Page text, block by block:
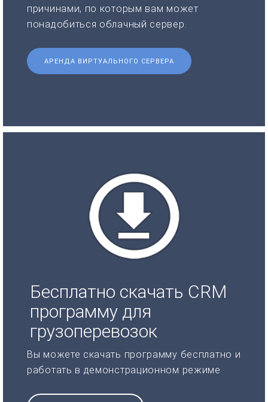
причинами, по которым вам может
понадобиться облачный сервер.
АРЕНДА ВИРТУАЛЬНОГО СЕРВЕРА
Бесплатно скачать CRM
программу для
грузоперевозок
Вы можете скачать программу бесплатно и
работать в демонстрационном режиме